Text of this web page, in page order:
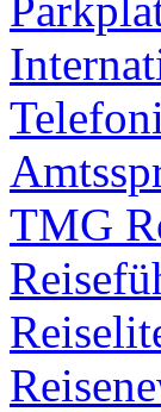
TMG